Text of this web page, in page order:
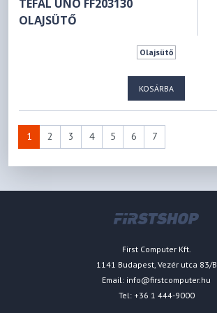
TEFAL UNO FF203130
OLAJSÜTŐ
Olajsütő
KOSÁRBA
1 2 3 4 5 6 7
First Computer Kft.
1141 Budapest, Vezér utca 83/B
Email: info@firstcomputer.hu
Tel: +36 1 444-9000